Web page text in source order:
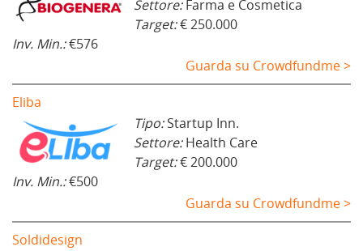
Settore: Farma e Cosmetica
Target:€ 250.000
Inv. Min.:€576
Guarda su Crowdfundme >
Eliba
Tipo:Startup Inn.
Settore:Health Care
Target:€ 200.000
Inv. Min.:€500
Guarda su Crowdfundme >
Soldidesign